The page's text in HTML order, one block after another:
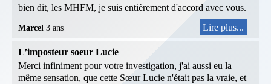
bien dit, les MHFM, je suis entièrement d'accord avec vous.
Marcel 3 ans Lire plus...
L’imposteur soeur Lucie
Merci infiniment pour votre investigation, j'ai aussi eu la
même sensation, que cette Sœur Lucie n'était pas la vraie, et